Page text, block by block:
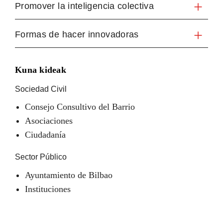
Promover la inteligencia colectiva
Formas de hacer innovadoras
Kuna kideak
Sociedad Civil
Consejo Consultivo del Barrio
Asociaciones
Ciudadanía
Sector Público
Ayuntamiento de Bilbao
Instituciones